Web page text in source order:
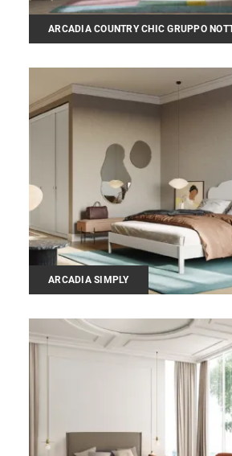
ARCADIA COUNTRY CHIC GRUPPO
ARCADIA SIMPLY